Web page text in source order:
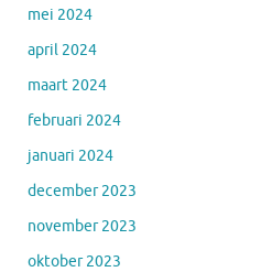
mei 2024
april 2024
maart 2024
februari 2024
januari 2024
december 2023
november 2023
oktober 2023